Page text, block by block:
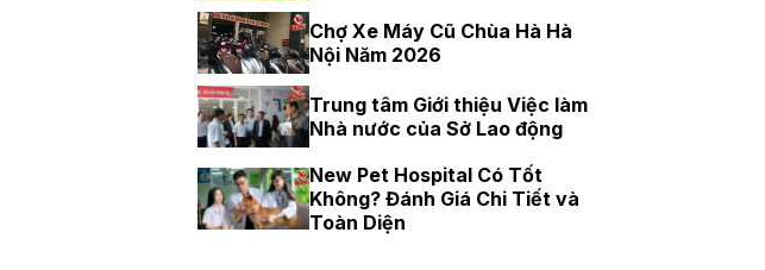
Chợ Xe Máy Cũ Chùa Hà Hà
Nội Năm 2026
Trung tâm Giới thiệu Việc làm
Nhà nước của Sở Lao động
New Pet Hospital Có Tốt
Không? Đánh Giá Chi Tiết và
Toàn Diện